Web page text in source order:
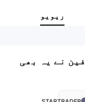
ریویو
نے یہ بھی